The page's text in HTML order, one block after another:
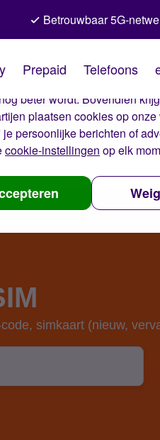
cookies van Simyo
cookies op onze
beter wordt. Bovendien
plaatsen cookies op
je persoonlijke berichten of
cookie-instellingen op elk
Betrouwbaar 5G-
Prepaid Telefoons
simkaart (nieuw,